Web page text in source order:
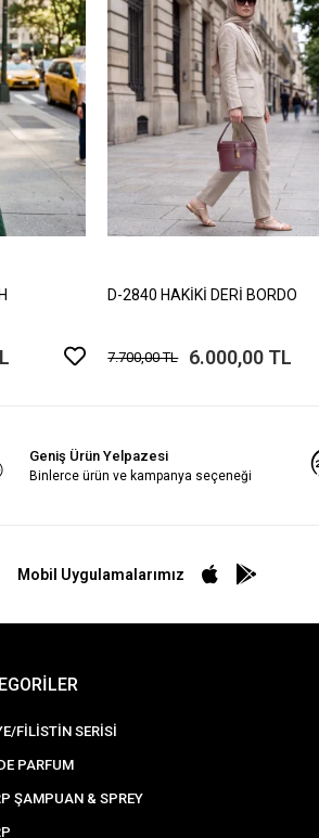
D-2840 HAKİKİ DERİ BORDO
7.700,00 TL 6.000,00 TL
Geniş Ürün Yelpazesi
Binlerce ürün ve kampanya seçeneği
Mobil Uygulamalarımız
FİLİSTİN SERİSİ
PARFUM
ŞAMPUAN & SPREY